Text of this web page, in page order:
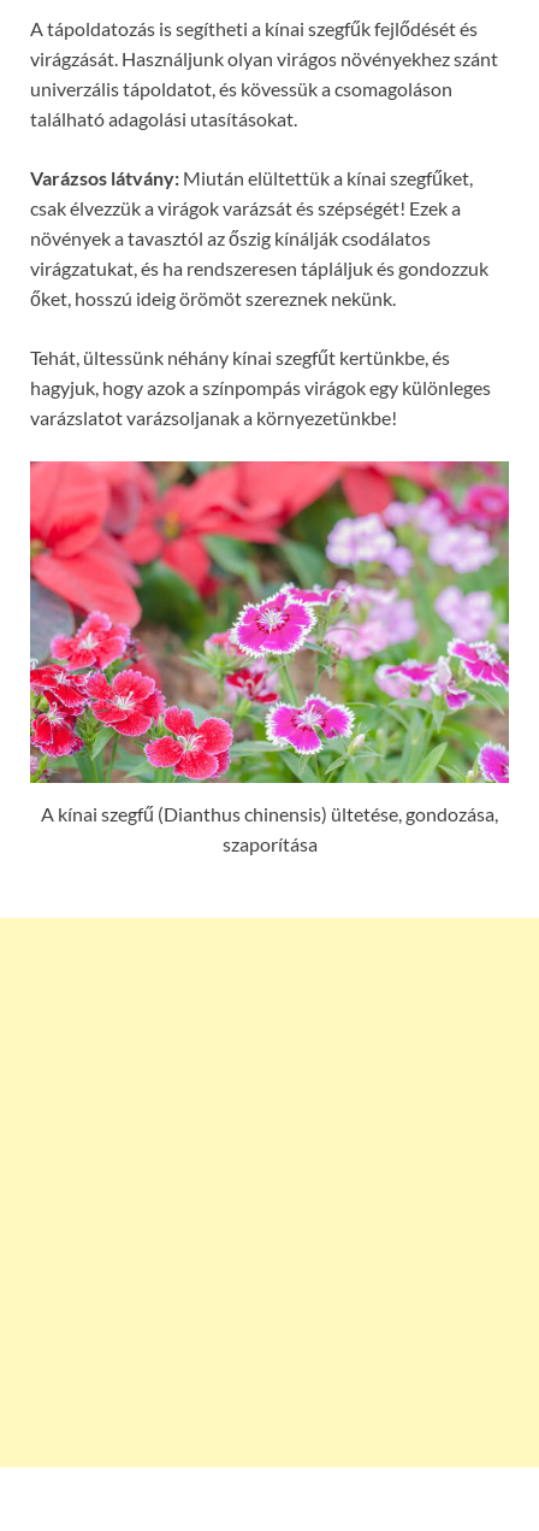
A tápoldatozás is segítheti a kínai szegfűk fejlődését és
virágzását. Használjunk olyan virágos növényekhez szánt
univerzális tápoldatot, és kövessük a csomagoláson
található adagolási utasításokat.
Varázsos látvány: Miután elültettük a kínai szegfűket,
csak élvezzük a virágok varázsát és szépségét! Ezek a
növények a tavasztól az őszig kínálják csodálatos
virágzatukat, és ha rendszeresen tápláljuk és gondozzuk
őket, hosszú ideig örömöt szereznek nekünk.
Tehát, ültessünk néhány kínai szegfűt kertünkbe, és
hagyjuk, hogy azok a színpompás virágok egy különleges
varázslatot varázsoljanak a környezetünkbe!
A kínai szegfű (Dianthus chinensis) ültetése, gondozása,
szaporítása